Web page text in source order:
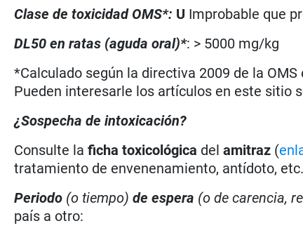
Clase de toxicidad OMS*: U Improbable que
DL50 en ratas (aguda oral)*: > 5000 mg/kg
*Calculado según la directiva 2009 de la
Pueden interesarle los artículos en este sitio
¿Sospecha de intoxicación?
Consulte laficha toxicológica delamitraz (
tratamiento de envenenamiento, antídoto, etc.
Periodo (o tiempo) de espera (o de carencia,
país a otro: